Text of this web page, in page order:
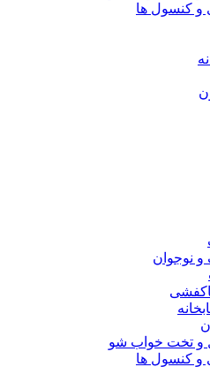
و کنسول ها
نوجوان
و تخت خواب شو
و کنسول ها